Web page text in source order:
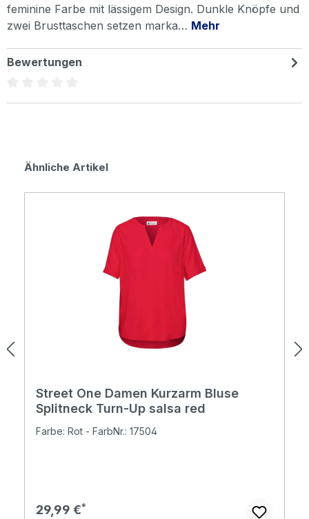
feminine Farbe mit lässigem Design. Dunkle Knöpfe und
zwei Brusttaschen setzen marka… Mehr
Bewertungen
Produktgalerie überspringen
Ähnliche Artikel
Street One Damen Kurzarm Bluse
Splitneck Turn-Up salsa red
Farbe: Rot - FarbNr.: 17504
Regulärer Preis:
29,99 €